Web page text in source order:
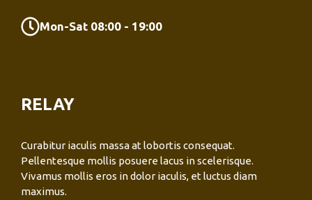
Mon-Sat 08:00 - 19:00
RELAY
Curabitur iaculis massa at lobortis consequat.
Pellentesque mollis posuere lacus in scelerisque.
Vivamus mollis eros in dolor iaculis, et luctus diam
maximus.